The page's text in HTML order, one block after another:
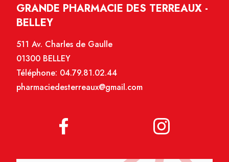
GRANDE PHARMACIE DES TERREAUX -
BELLEY
511 Av. Charles de Gaulle
01300 BELLEY
Téléphone: 04.79.81.02.44
pharmaciedesterreaux@gmail.com